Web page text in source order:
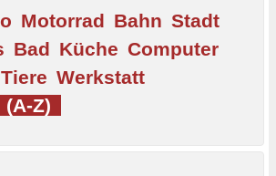
Motorrad Bahn Stadt
Bad Küche Computer
Tiere Werkstatt
Z)